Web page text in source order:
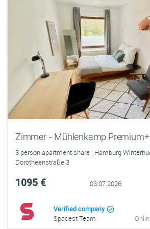
Zimmer - Mühlenkamp Premium+
3 person apartment share | Hamburg
Dorotheenstraße 3
1095 € 03.07.2026
Verified company
Spacest Team